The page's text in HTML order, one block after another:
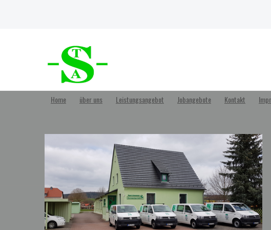
Home über uns Leistungsangebot Jobangebote Kontakt